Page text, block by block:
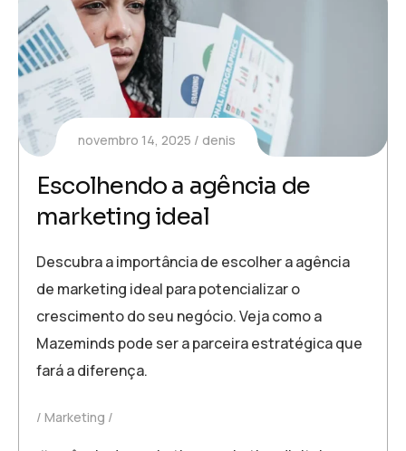
novembro 14, 2025 denis
Escolhendo a agência de
marketing ideal
Descubra a importância de escolher a agência
de marketing ideal para potencializar o
crescimento do seu negócio. Veja como a
Mazeminds pode ser a parceira estratégica que
fará a diferença.
Marketing